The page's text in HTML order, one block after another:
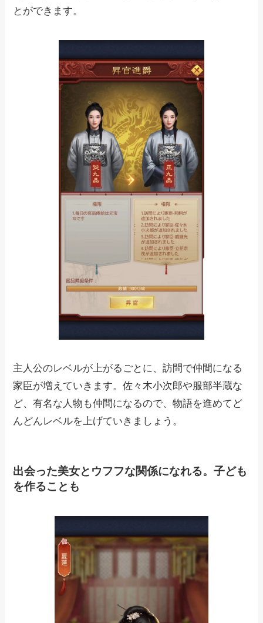
とができます。
主人公のレベルが上がるごとに、訪問で仲間になる
家臣が増えていきます。佐々木小次郎や服部半蔵な
ど、有名な人物も仲間になるので、物語を進めてど
んどんレベルを上げていきましょう。
出会った美女とウフフな関係になれる。子ども
を作ることも